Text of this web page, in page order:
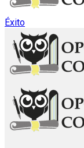
Éxito